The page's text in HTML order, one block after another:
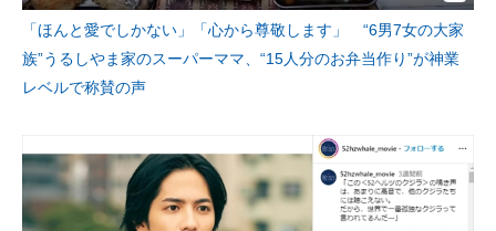
「ほんと愛でしかない」「心から尊敬します」 “6男7女の大家
族”うるしやま家のスーパーママ、“15人分のお弁当作り”が神業
レベルで称賛の声